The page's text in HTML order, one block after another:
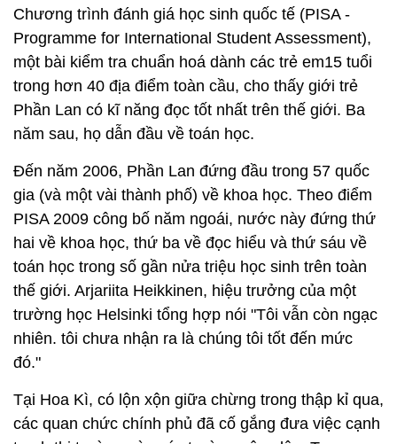
Chương trình đánh giá học sinh quốc tế (PISA -
Programme for International Student Assessment),
một bài kiểm tra chuẩn hoá dành các trẻ em15 tuổi
trong hơn 40 địa điểm toàn cầu, cho thấy giới trẻ
Phần Lan có kĩ năng đọc tốt nhất trên thế giới. Ba
năm sau, họ dẫn đầu về toán học.
Đến năm 2006, Phần Lan đứng đầu trong 57 quốc
gia (và một vài thành phố) về khoa học. Theo điểm
PISA 2009 công bố năm ngoái, nước này đứng thứ
hai về khoa học, thứ ba về đọc hiểu và thứ sáu về
toán học trong số gần nửa triệu học sinh trên toàn
thế giới. Arjariita Heikkinen, hiệu trưởng của một
trường học Helsinki tổng hợp nói "Tôi vẫn còn ngạc
nhiên. tôi chưa nhận ra là chúng tôi tốt đến mức
đó."
Tại Hoa Kì, có lộn xộn giữa chừng trong thập kỉ qua,
các quan chức chính phủ đã cố gắng đưa việc cạnh